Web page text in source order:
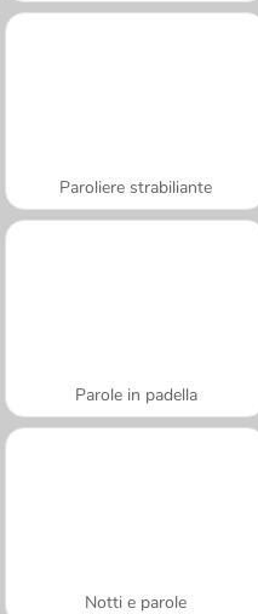
Paroliere strabiliante
Parole in padella
Notti e parole